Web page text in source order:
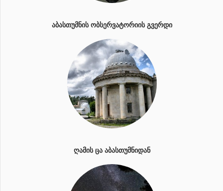
ᲐᲑᲐᲡᲗᲣᲛᲜᲘᲡ ᲝᲑᲡᲔᲠᲕᲐᲢᲝᲠᲘᲘᲡ ᲒᲕᲔᲠᲓᲘ
ᲦᲐᲛᲘᲡ ᲪᲐ ᲐᲑᲐᲡᲗᲣᲛᲜᲘᲓᲐᲜ